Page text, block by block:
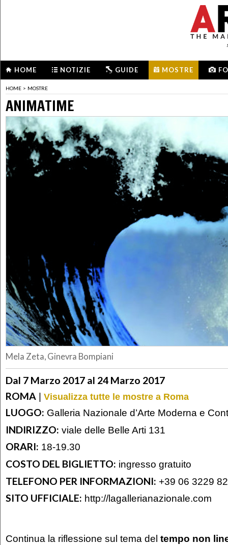
HOME NOTIZIE GUIDE MOSTRE
HOME > MOSTRE
ANIMATIME
Mela Zeta, Ginevra Bompiani
Dal 7 Marzo 2017 al 24 Marzo 2017
ROMA | Visualizza tutte le mostre a Roma
LUOGO: Galleria Nazionale d’Arte Moderna e
INDIRIZZO: viale delle Belle Arti 131
ORARI: 18-19.30
COSTO DEL BIGLIETTO: ingresso gratuito
TELEFONO PER INFORMAZIONI: +39 06 3229
SITO UFFICIALE: http://lagallerianazionale.com
Continua la riflessione sul tema del tempo non